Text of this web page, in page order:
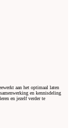
aan het optimaal laten
en kennisdeling
en jezelf verder te